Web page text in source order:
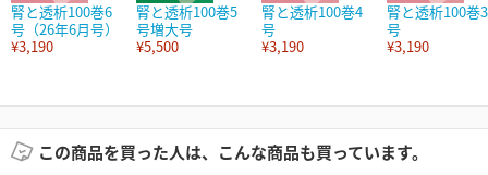
腎と透析100巻6
号（26年6月号）
¥3,190
腎と透析100巻5
号増大号
¥5,500
腎と透析100巻4
号
¥3,190
腎と透析100巻3
号
¥3,190
この商品を買った人は、こんな商品も買っています。